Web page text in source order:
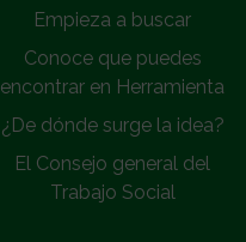
Empieza a buscar
Conoce que puedes
encontrar en Herramienta
¿De dónde surge la idea?
El Consejo general del
Trabajo Social